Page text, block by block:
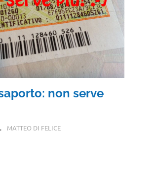
non serve
MATTEO DI FELICE